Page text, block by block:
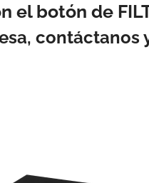
el botón de
contáctanos y